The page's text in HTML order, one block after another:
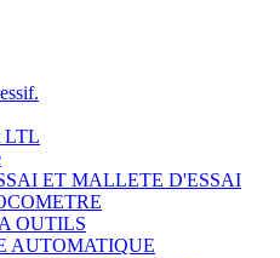
LTL
ET MALLETE D'ESSAI
OUTILS
AUTOMATIQUE